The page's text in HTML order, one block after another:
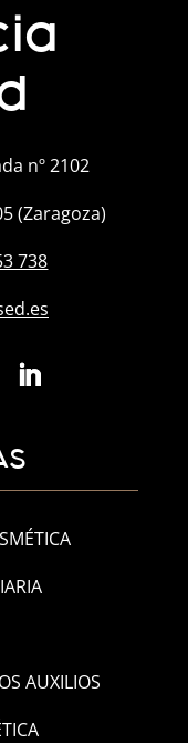
nº 2102
(Zaragoza)
738
AUXILIOS